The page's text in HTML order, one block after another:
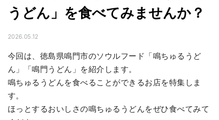
うどん」を食べてみませんか？
2026.05.12
今回は、徳島県鳴門市のソウルフード「鳴ちゅるうど
ん」「鳴門うどん」を紹介します。
鳴ちゅるうどんを食べることができるお店を特集しま
す。
ほっとするおいしさの鳴ちゅるうどんをぜひ食べてみて